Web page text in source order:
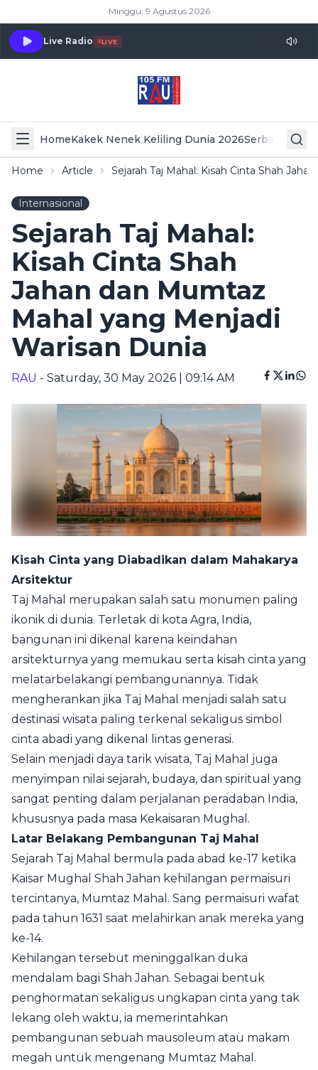
Minggu, 9 Agustus 2026
Live Radio LIVE
HomeKakek Nenek Keliling Dunia 2026Serba Serbi
Home Article Sejarah Taj Mahal: Kisah Cinta Shah
Internasional
Sejarah Taj Mahal:
Kisah Cinta Shah
Jahan dan Mumtaz
Mahal yang Menjadi
Warisan Dunia
RAU - Saturday, 30 May 2026 | 09:14 AM
Kisah Cinta yang Diabadikan dalam Mahakarya
Arsitektur
Taj Mahal merupakan salah satu monumen paling
ikonik di dunia. Terletak di kota Agra, India,
bangunan ini dikenal karena keindahan
arsitekturnya yang memukau serta kisah cinta yang
melatarbelakangi pembangunannya. Tidak
mengherankan jika Taj Mahal menjadi salah satu
destinasi wisata paling terkenal sekaligus simbol
cinta abadi yang dikenal lintas generasi.
Selain menjadi daya tarik wisata, Taj Mahal juga
menyimpan nilai sejarah, budaya, dan spiritual yang
sangat penting dalam perjalanan peradaban India,
khususnya pada masa Kekaisaran Mughal.
Latar Belakang Pembangunan Taj Mahal
Sejarah Taj Mahal bermula pada abad ke-17 ketika
Kaisar Mughal Shah Jahan kehilangan permaisuri
tercintanya, Mumtaz Mahal. Sang permaisuri wafat
pada tahun 1631 saat melahirkan anak mereka yang
ke-14.
Kehilangan tersebut meninggalkan duka
mendalam bagi Shah Jahan. Sebagai bentuk
penghormatan sekaligus ungkapan cinta yang tak
lekang oleh waktu, ia memerintahkan
pembangunan sebuah mausoleum atau makam
megah untuk mengenang Mumtaz Mahal.